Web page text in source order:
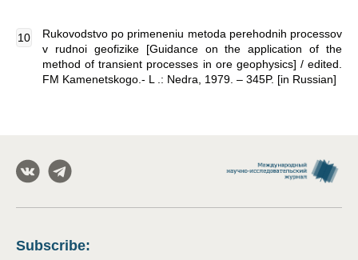
Rukovodstvo po primeneniu metoda perehodnih processov
v rudnoi geofizike [Guidance on the application of the
method of transient processes in ore geophysics] / edited.
FM Kamenetskogo.- L .: Nedra, 1979. – 345P. [in Russian]
Subscribe: